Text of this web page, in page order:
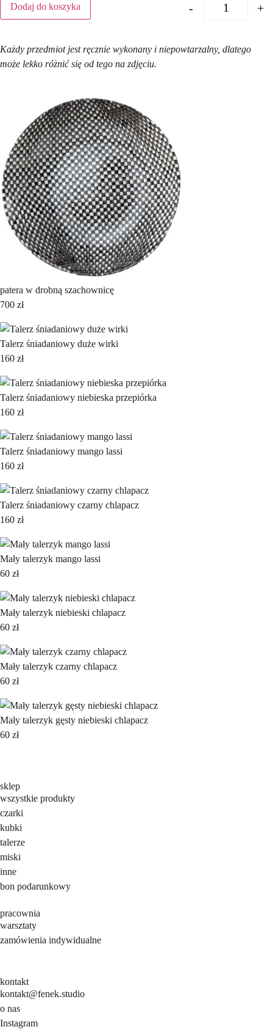
- +
Dodaj do koszyka
Każdy przedmiot jest ręcznie wykonany i niepowtarzalny, dlatego
może lekko różnić się od tego na zdjęciu.
patera w drobną szachownicę
700 zł
Talerz śniadaniowy duże wirki
160 zł
Talerz śniadaniowy niebieska przepiórka
160 zł
Talerz śniadaniowy mango lassi
160 zł
Talerz śniadaniowy czarny chlapacz
160 zł
Mały talerzyk mango lassi
60 zł
Mały talerzyk niebieski chlapacz
60 zł
Mały talerzyk czarny chlapacz
60 zł
Mały talerzyk gęsty niebieski chlapacz
60 zł
sklep
wszystkie produkty
czarki
kubki
talerze
miski
inne
bon podarunkowy
pracownia
warsztaty
zamówienia indywidualne
kontakt
kontakt@fenek.studio
o nas
Instagram